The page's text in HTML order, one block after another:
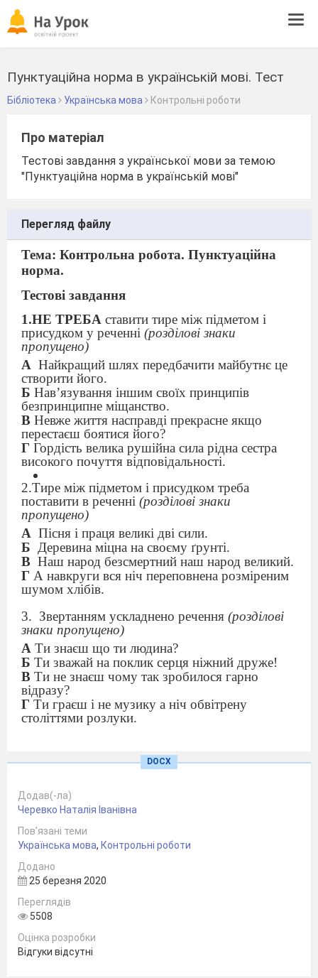
Пунктуаційна норма в українській мові. Тест
Бібліотека Українська мова Контрольні роботи
Про матеріал
Тестові завдання з української мови за темою
"Пунктуаційна норма в українській мові"
Перегляд файлу
Тема: Контрольна робота. Пунктуаційна
норма.
Тестові завдання
1.НЕ ТРЕБА ставити тире між підметом і
присудком у реченні (розділові знаки
пропущено)
А Найкращий шлях передбачити майбутнє це
створити його.
Б Нав’язування іншим своїх принципів
безпринципне міщанство.
В Невже життя насправді прекрасне якщо
перестаєш боятися його?
Г Гордість велика рушійна сила рідна сестра
високого почуття відповідальності.
2.Тире між підметом і присудком треба
поставити в реченні (розділові знаки
пропущено)
А Пісня і праця великі дві сили.
Б
Деревина міцна на своєму ґрунті.
В Наш народ безсмертний наш народ великий.
Г А навкруги­ вся ніч переповнена розміреним
шумом хлібів.
3. Звертанням ускладнено речення (розділові
знаки пропущено)
А Ти знаєш що ти людина?
Б Ти зважай на поклик серця ніжний друже!
В Ти не знаєш чому так зробилося гарно
відразу?
Г Ти граєш і не музику а ніч обвітрену
століттями розлуки.
речення(розділові знаки пропущено)
Б Дорогий діду а які у сонця ключі?
В Життя життя Ти скрізь благословенне.
5. НЕМАЄвставної конструкції в реченні
(розділові знаки пропущено)
АВін уночі потривожив механіка і виявляється
Б Я не зважив на годинник і виявляється
потрапив на кінцевий етап цієї події.
В Сумління людське виявляється подібне до
вулика його теж можна розтривожити.
DOCX
Додав(-ла)
Черевко Наталія Іванівна
Пов’язані теми
Українська мова, Контрольні роботи
Додано
25 березня 2020
Переглядів
5508
Оцінка розробки
Відгуки відсутні